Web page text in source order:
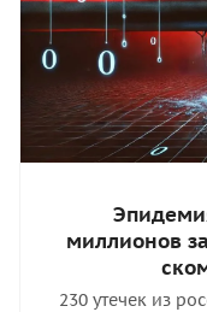
миллионов
230 утечек из